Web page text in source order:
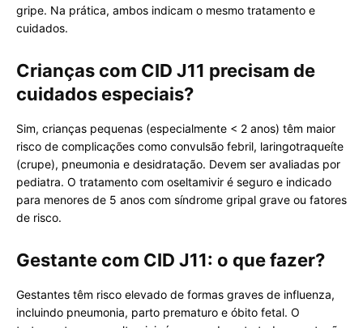
gripe. Na prática, ambos indicam o mesmo tratamento e
cuidados.
Crianças com CID J11 precisam de
cuidados especiais?
Sim, crianças pequenas (especialmente < 2 anos) têm maior
risco de complicações como convulsão febril, laringotraqueíte
(crupe), pneumonia e desidratação. Devem ser avaliadas por
pediatra. O tratamento com oseltamivir é seguro e indicado
para menores de 5 anos com síndrome gripal grave ou fatores
de risco.
Gestante com CID J11: o que fazer?
Gestantes têm risco elevado de formas graves de influenza,
incluindo pneumonia, parto prematuro e óbito fetal. O